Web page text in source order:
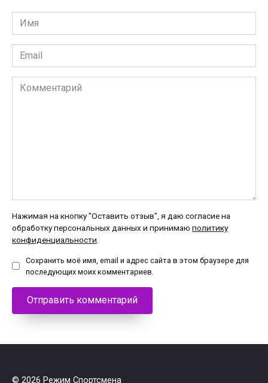
Имя
*
Email
*
Комментарий
Нажимая на кнопку "Оставить отзыв", я даю согласие на
обработку персональных данных и принимаю политику
конфиденциальности
Сохранить моё имя, email и адрес сайта в этом браузере для
последующих моих комментариев.
© 2026 Режим Спортсмена